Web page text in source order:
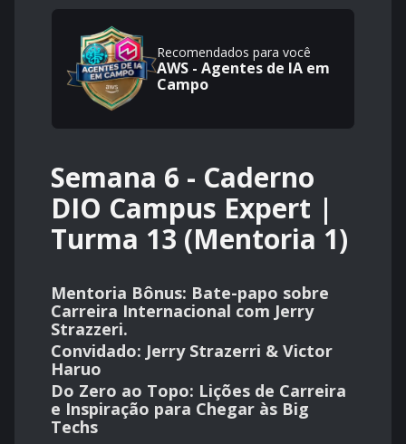
Recomendados para você
AWS - Agentes de IA em
Campo
Semana 6 - Caderno
DIO Campus Expert |
Turma 13 (Mentoria 1)
Mentoria Bônus: Bate-papo sobre
Carreira Internacional com Jerry
Strazzeri.
Convidado: Jerry Strazerri & Victor
Haruo
Do Zero ao Topo: Lições de Carreira
e Inspiração para Chegar às Big
Techs